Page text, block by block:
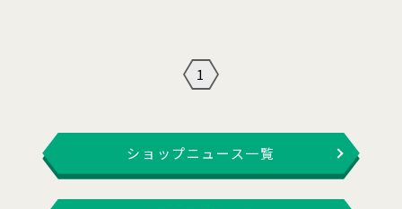
1
ショップニュース一覧